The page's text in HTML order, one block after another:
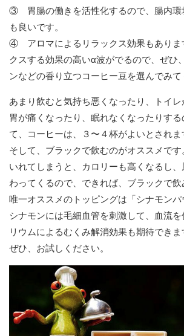
③ 胃腸の働きを活性化するので、腸内環
も良いです。
④ アロマによるリラックス効果もありま
クスする効果の高いα波がでるので、ぜひ
ンなどの香り立つコーヒー豆を選んでみて
あまり飲むと気持ち悪くなったり、トイレ
胃が痛くなったり、眠れなくなったりす
て、コーヒーは、３〜４杯がよいとされま
そして、ブラックで飲むのがオススメで
いれてしまうと、カロリーも高くなるし
わってくるので、できれば、ブラックで飲
唯一オススメのトッピングは「シナモンパ
シナモンには毛細血管を刺激して、血流
リウムによるむくみ解消効果も期待できま
ぜひ、お試しください。